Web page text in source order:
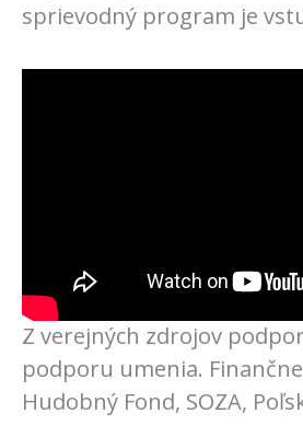
sprievodný program je
Z verejných zdrojov
podporu umenia.
Hudobný Fond, SOZA,